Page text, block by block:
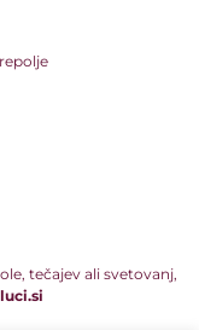
tečajev ali svetovanj,